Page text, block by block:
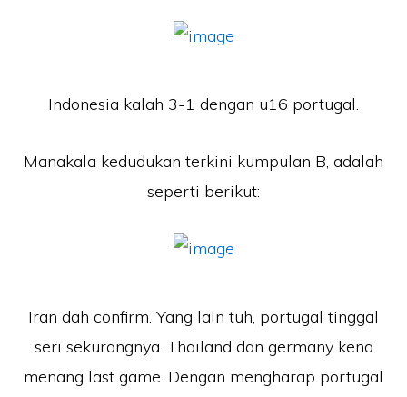
Indonesia kalah 3-1 dengan u16 portugal.
Manakala kedudukan terkini kumpulan B, adalah
seperti berikut:
Iran dah confirm. Yang lain tuh, portugal tinggal
seri sekurangnya. Thailand dan germany kena
menang last game. Dengan mengharap portugal